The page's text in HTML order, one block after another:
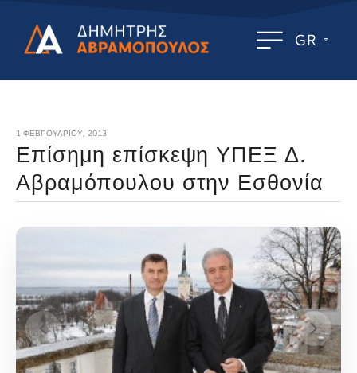
GR
1 ΦΕΒΡΟΥΑΡΊΟΥ, 2013
Επίσημη επίσκεψη ΥΠΕΞ Δ.
Αβραμόπουλου στην Εσθονία